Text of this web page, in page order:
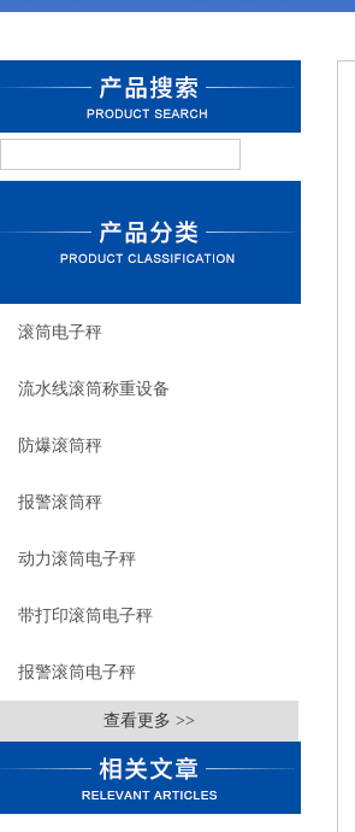
滚筒电子秤
流水线滚筒称重设备
防爆滚筒秤
报警滚筒秤
动力滚筒电子秤
带打印滚筒电子秤
报警滚筒电子秤
查看更多 >>